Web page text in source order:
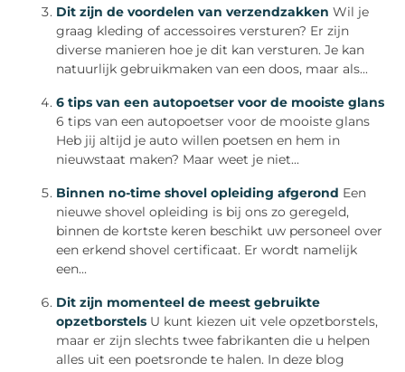
Dit zijn de voordelen van verzendzakken Wil je
graag kleding of accessoires versturen? Er zijn
diverse manieren hoe je dit kan versturen. Je kan
natuurlijk gebruikmaken van een doos, maar als...
6 tips van een autopoetser voor de mooiste glans
6 tips van een autopoetser voor de mooiste glans
Heb jij altijd je auto willen poetsen en hem in
nieuwstaat maken? Maar weet je niet...
Binnen no-time shovel opleiding afgerond Een
nieuwe shovel opleiding is bij ons zo geregeld,
binnen de kortste keren beschikt uw personeel over
een erkend shovel certificaat. Er wordt namelijk
een...
Dit zijn momenteel de meest gebruikte
opzetborstels U kunt kiezen uit vele opzetborstels,
maar er zijn slechts twee fabrikanten die u helpen
alles uit een poetsronde te halen. In deze blog